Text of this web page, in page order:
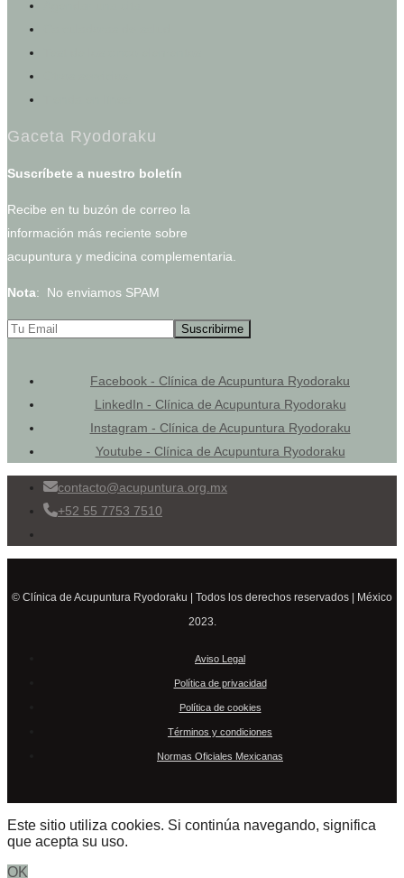
Gaceta Ryodoraku
Suscríbete a nuestro boletín
Recibe en tu buzón de correo la
información más reciente sobre
acupuntura y medicina complementaria.
Nota: No enviamos SPAM
Facebook - Clínica de Acupuntura Ryodoraku
LinkedIn - Clínica de Acupuntura Ryodoraku
Instagram - Clínica de Acupuntura Ryodoraku
Youtube - Clínica de Acupuntura Ryodoraku
contacto@acupuntura.org.mx
+52 55 7753 7510
© Clínica de Acupuntura Ryodoraku | Todos los derechos reservados | México
2023.
Aviso Legal
Política de privacidad
Política de cookies
Términos y condiciones
Normas Oficiales Mexicanas
Este sitio utiliza cookies. Si continúa navegando, significa
que acepta su uso.
OK